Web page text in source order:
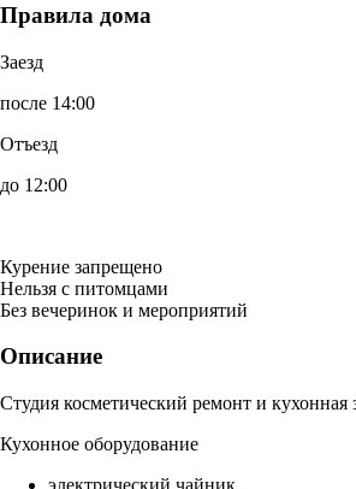
Правила дома
Заезд
после 14:00
Отъезд
до 12:00
Курение запрещено
Нельзя с питомцами
Без вечеринок и мероприятий
Описание
Студия косметический ремонт и кухонная
Кухонное оборудование
электрический чайник